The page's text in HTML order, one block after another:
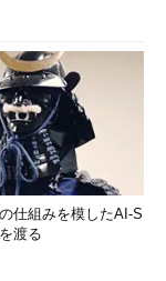
仕組みを模したAI-S
渡る